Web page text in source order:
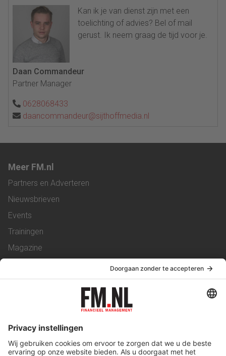
Kan ik je van dienst zijn met een
toelichting of advies? Bel of mail
gerust. Ik neem graag de tijd voor je.
Daan Commandeur
Partner Manager
0628068433
daancommandeur@sijthoffmedia.nl
Meer FM.nl
Partners en Adverteren
Nieuwsbrieven
Events
Trainingen
Magazine
Service & Contact
Werken bij ons
Privacy Statement